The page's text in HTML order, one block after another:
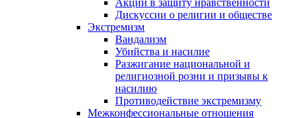
Акции в защиту нравственности
Дискуссии о религии и обществе
Экстремизм
Вандализм
Убийства и насилие
Разжигание национальной и
религиозной розни и призывы к
насилию
Противодействие экстремизму
Межконфессиональные отношения